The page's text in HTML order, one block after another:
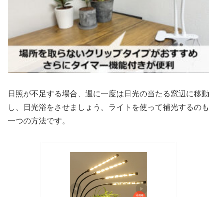
日照が不足する場合、週に一度は日光の当たる窓辺に移動
し、日光浴をさせましょう。ライトを使って補光するのも
一つの方法です。